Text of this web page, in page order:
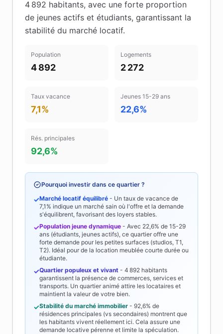
4 892 habitants, avec une forte proportion
de jeunes actifs et étudiants, garantissant la
stabilité du marché locatif.
Population
4 892
Logements
2 272
Taux vacance
7,1%
Jeunes 15-29 ans
22,6%
Rés. principales
92,6%
Pourquoi investir dans ce quartier ?
✓Marché locatif équilibré - Un taux de vacance de
7,1% indique un marché sain où l'offre et la demande
s'équilibrent, favorisant des loyers stables.
✓Population jeune dynamique - Avec 22,6% de 15-29
ans (étudiants, jeunes actifs), ce quartier offre une
forte demande pour les petites surfaces (studios, T1,
T2). Idéal pour de la location meublée courte durée ou
étudiante.
✓Quartier populeux et vivant - 4 892 habitants
garantissent la présence de commerces, services et
transports. Un quartier animé attire les locataires et
maintient la valeur de votre bien.
✓Stabilité du marché immobilier - 92,6% de
résidences principales (vs secondaires) montrent que
les habitants vivent réellement ici. Cela assure une
demande locative pérenne et limite la spéculation.